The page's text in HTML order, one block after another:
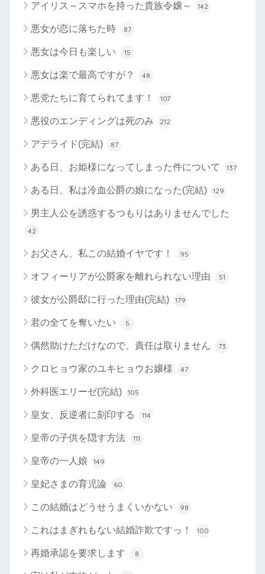
アイリス～スマホを持った貴族令嬢～ 142
悪女が恋に落ちた時 87
悪女は今日も楽しい 15
悪女は楽で最高ですが？ 48
悪党たちに育てられてます！ 107
悪役のエンディングは死のみ 212
アデライド(完結) 87
ある日、お姫様になってしまった件について 137
ある日、私は冷血公爵の娘になった(完結) 129
男主人公を誘惑するつもりはありませんでした
42
お父さん、私この結婚イヤです！ 95
オフィーリアが公爵家を離れられない理由 51
彼女が公爵邸に行った理由(完結) 179
君の全てを奪いたい 5
偶然助けただけなので、責任は取りません 73
クロヒョウ家のユキヒョウお嬢様 47
外科医エリーゼ(完結) 105
皇女、反逆者に刻印する 114
皇帝の子供を隠す方法 111
皇帝の一人娘 149
皇妃さまの育児論 60
この結婚はどうせうまくいかない 98
これはまぎれもない結婚詐欺ですっ！ 100
再婚承認を要求します 8